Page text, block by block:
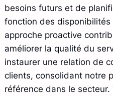
besoins futurs et de
fonction des disponibilités
approche proactive
améliorer la qualité du
instaurer une relation de
clients, consolidant notre
référence dans le